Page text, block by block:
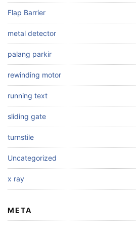
Flap Barrier
metal detector
palang parkir
rewinding motor
running text
sliding gate
turnstile
Uncategorized
x ray
META